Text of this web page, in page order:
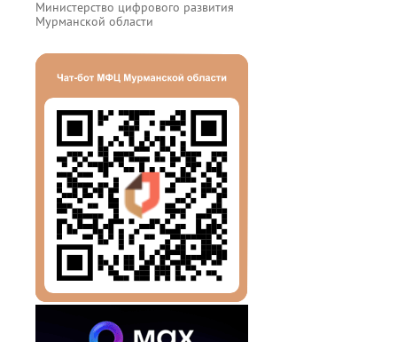
Министерство цифрового развития
Мурманской области